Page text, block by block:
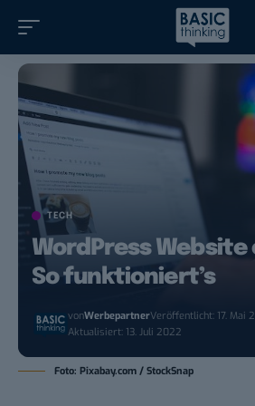
TECH
WordPress
So funktioniert’s
vonWerbepartnerVeröffentlicht: 17. Mai
Aktualisiert: 13. Juli 2022
Foto: Pixabay.com / StockSnap